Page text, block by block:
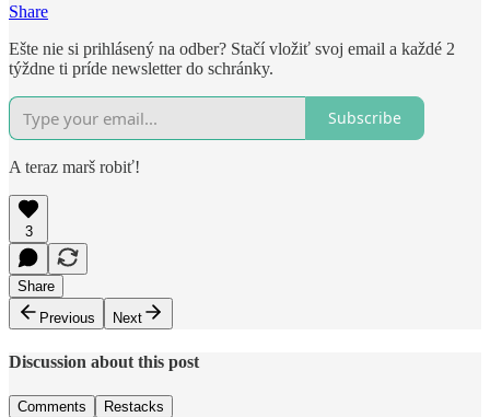
Share
Ešte nie si prihlásený na odber? Stačí vložiť svoj email a každé 2
týždne ti príde newsletter do schránky.
Subscribe
A teraz marš robiť!
3
Share
Previous
Next
Discussion about this post
Comments Restacks